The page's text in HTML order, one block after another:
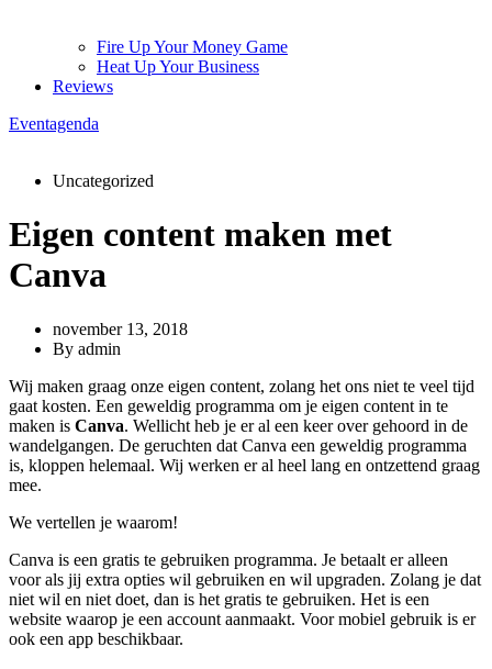
Fire Up Your Money Game
Heat Up Your Business
Reviews
Eventagenda
Uncategorized
Eigen content maken met
Canva
november 13, 2018
By admin
Wij maken graag onze eigen content, zolang het ons niet te veel tijd
gaat kosten. Een geweldig programma om je eigen content in te
maken is Canva. Wellicht heb je er al een keer over gehoord in de
wandelgangen. De geruchten dat Canva een geweldig programma
is, kloppen helemaal. Wij werken er al heel lang en ontzettend graag
mee.
We vertellen je waarom!
Canva is een gratis te gebruiken programma. Je betaalt er alleen
voor als jij extra opties wil gebruiken en wil upgraden. Zolang je dat
niet wil en niet doet, dan is het gratis te gebruiken. Het is een
website waarop je een account aanmaakt. Voor mobiel gebruik is er
ook een app beschikbaar.